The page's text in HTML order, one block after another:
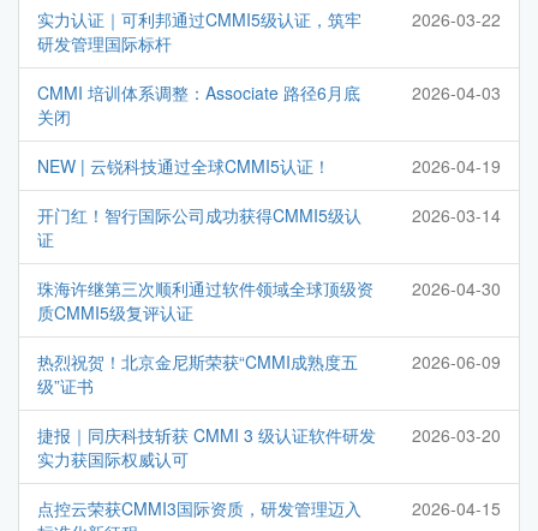
实力认证｜可利邦通过CMMI5级认证，筑牢
研发管理国际标杆
2026-03-22
CMMI 培训体系调整：Associate 路径6月底
关闭
2026-04-03
NEW | 云锐科技通过全球CMMI5认证！ 2026-04-19
开门红！智行国际公司成功获得CMMI5级认
证
2026-03-14
珠海许继第三次顺利通过软件领域全球顶级资
质CMMI5级复评认证
2026-04-30
热烈祝贺！北京金尼斯荣获“CMMI成熟度五
级”证书
2026-06-09
捷报｜同庆科技斩获 CMMI 3 级认证软件研发
实力获国际权威认可
2026-03-20
点控云荣获CMMI3国际资质，研发管理迈入
2026-04-15